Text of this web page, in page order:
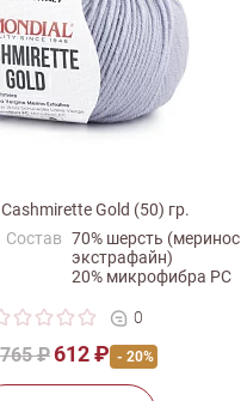
Gold (50) гр.
765 ₽612 ₽ - 20%
Состав 70% шерсть (меринос
экстрафайн)
20% микрофибра РС
мотка 50 г
нити 140 м
Mondial
0